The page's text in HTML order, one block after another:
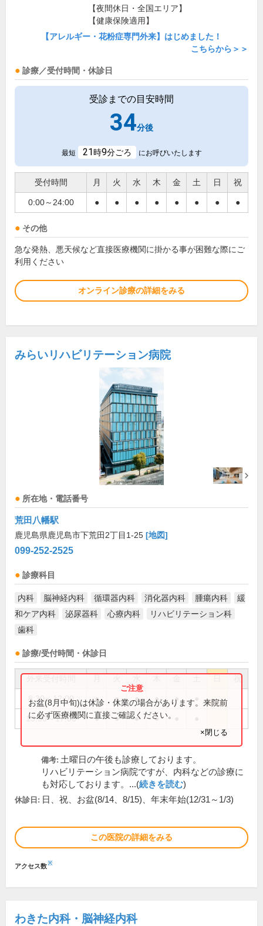
【夜間休日・全国エリア】
【健康保険適用】
【アレルギー・花粉症専門外来】はじめました！
こちらから＞＞
診療／受付時間・休診日
受診までの目安時間
34分後
最短 21時9分ごろ にお呼びいたします
受付時間 月 火 水 木 金 土 日 祝
0:00～24:00 ● ● ● ● ● ● ● ●
その他
急な発熱、悪天候など直接医療機関に掛かる事が困難な際にご
利用ください
オンライン診療の詳細をみる
みらいリハビリテーション病院
所在地・電話番号
荒田八幡駅
鹿児島県鹿児島市下荒田2丁目1-25 [地図]
099-252-2525
診療科目
内科 脳神経内科 循環器内科 消化器内科 腫瘍内科
緩
和ケア内科
泌尿器科 心療内科
リハビリテーション科
歯科
診療/受付時間・休診日
祝
8:30～12:00 ● ● ● ● ●
13:30～17:00 ● ● ● ●
お盆(8月中旬)は休診・休業の場合があります。来院前
に必ず医療機関に直接ご確認ください。
×閉じる
備考: 土曜日の午後も診療しております。
リハビリテーション病院ですが、内科などの診療に
も対応しております。...(続きを読む)
休診日: 日、祝、お盆(8/14、8/15)、年末年始(12/31～1/3)
この医院の詳細をみる
アクセス数※
わきた内科・脳神経内科